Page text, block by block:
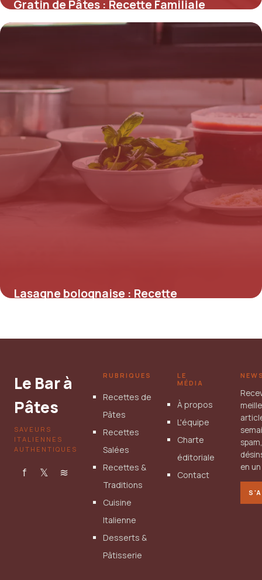
Gratin de Pâtes : Recette Familiale
Gourmande
Lasagne bolognaise : Recette
Le Bar à
Pâtes
SAVEURS
ITALIENNES
AUTHENTIQUES
f 𝕏 ≋
RUBRIQUES
Recettes de
Pâtes
Recettes
Salées
Recettes &
Traditions
Cuisine
Italienne
Desserts &
Pâtisserie
LE
MÉDIA
À propos
L'équipe
Charte
éditoriale
Contact
spam,
en